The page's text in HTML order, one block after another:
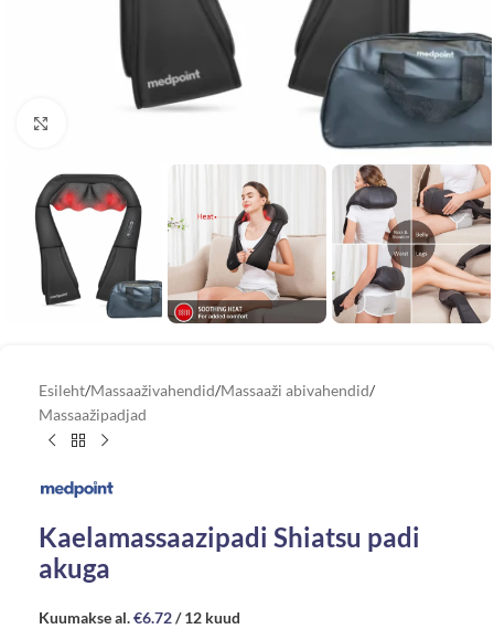
Esileht/Massaaživahendid/Massaaži abivahendid/
Massaažipadjad
Kaelamassaazipadi Shiatsu padi
akuga
Kuumakse al.€6.72/ 12 kuud